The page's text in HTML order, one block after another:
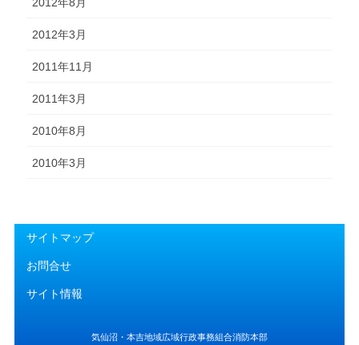
2012年3月
2011年11月
2011年3月
2010年8月
2010年3月
サイトマップ
お問合せ
サイト情報
気仙沼・本吉地域広域行政事務組合消防本部